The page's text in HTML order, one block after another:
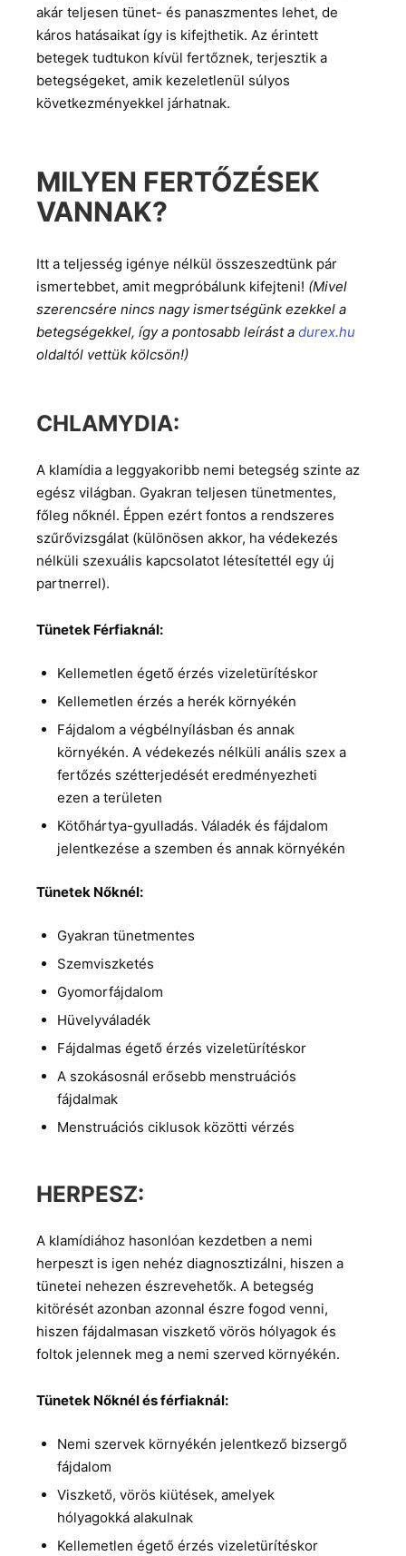
akár teljesen tünet- és panaszmentes lehet, de
káros hatásaikat így is kifejthetik. Az érintett
betegek tudtukon kívül fertőznek, terjesztik a
betegségeket, amik kezeletlenül súlyos
következményekkel járhatnak.
MILYEN FERTŐZÉSEK
VANNAK?
Itt a teljesség igénye nélkül összeszedtünk pár
ismertebbet, amit megpróbálunk kifejteni! (Mivel
szerencsére nincs nagy ismertségünk ezekkel a
betegségekkel, így a pontosabb leírást a durex.hu
oldaltól vettük kölcsön!)
CHLAMYDIA:
A klamídia a leggyakoribb nemi betegség szinte az
egész világban. Gyakran teljesen tünetmentes,
főleg nőknél. Éppen ezért fontos a rendszeres
szűrővizsgálat (különösen akkor, ha védekezés
nélküli szexuális kapcsolatot létesítettél egy új
partnerrel).
Tünetek Férfiaknál:
Kellemetlen égető érzés vizeletürítéskor
Kellemetlen érzés a herék környékén
Fájdalom a végbélnyílásban és annak
környékén. A védekezés nélküli anális szex a
fertőzés szétterjedését eredményezheti
ezen a területen
Kötőhártya-gyulladás. Váladék és fájdalom
jelentkezése a szemben és annak környékén
Tünetek Nőknél:
Gyakran tünetmentes
Szemviszketés
Gyomorfájdalom
Hüvelyváladék
Fájdalmas égető érzés vizeletürítéskor
A szokásosnál erősebb menstruációs
fájdalmak
Menstruációs ciklusok közötti vérzés
HERPESZ:
A klamídiához hasonlóan kezdetben a nemi
herpeszt is igen nehéz diagnosztizálni, hiszen a
tünetei nehezen észrevehetők. A betegség
kitörését azonban azonnal észre fogod venni,
hiszen fájdalmasan viszkető vörös hólyagok és
foltok jelennek meg a nemi szerved környékén.
Tünetek Nőknél és férfiaknál:
Nemi szervek környékén jelentkező bizsergő
fájdalom
Viszkető, vörös kiütések, amelyek
hólyagokká alakulnak
Kellemetlen égető érzés vizeletürítéskor